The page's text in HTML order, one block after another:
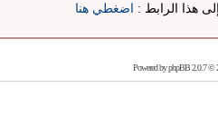
هذا الرابط : اضغطي هنا
Powered byphpBB2.0.7 ©